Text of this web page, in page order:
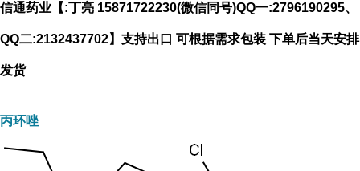
信通药业【:丁亮 15871722230(微信同号)QQ一:2796190295、
QQ二:2132437702】支持出口 可根据需求包装 下单后当天安排
发货
丙环唑